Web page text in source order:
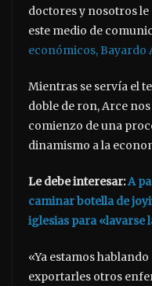
doctores y nosotros
este medio de
económicos, Bayardo
Mientras se servía el
doble de ron, Arce
comienzo de una
dinamismo a la
Le debe interesar:A
caminar botella de
iglesias para «lavarse
«Ya estamos
exportarles otros